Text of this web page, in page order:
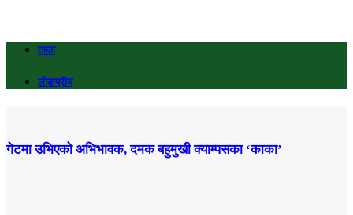
ताजा
लोकप्रीय
गेटमा उभिएको अभिभावक, दमक बहुमुखी क्याम्पसका ‘काका’